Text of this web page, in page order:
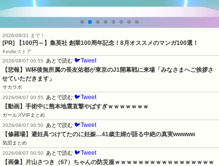
2026/08/31 まで！
[PR] 【100円～】集英社 創業100周年記念！8月オススメのマンガ100選！
Kindleストア
2026/08/07 00:55
あとで読む 🐦Tweet
【悲報】W杯後無所属の長友佑都が東京のJ1開幕戦に来場「みなさまへご挨拶さ
せていただきます」
サカラボ
2026/08/07 00:55
あとで読む 🐦Tweet
【動画】手術中に熊本地震直撃やばすぎｗｗｗｗｗｗｗ
ガールズVIPまとめ
2026/08/07 00:50
あとで読む 🐦Tweet
【修羅場】避妊具つけてたのに妊娠…41歳主婦が語る中絶の真実wwwww
気団まとめ
2026/08/07 00:50
あとで読む 🐦Tweet
【画像】片山さつき（67）ちゃんの防災服ｗｗｗｗｗｗｗｗｗｗｗｗｗｗｗｗｗ